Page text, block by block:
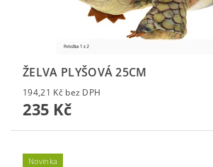
ŽELVA PLYŠOVÁ 25CM
194,21 Kč bez DPH
235 Kč
Novinka